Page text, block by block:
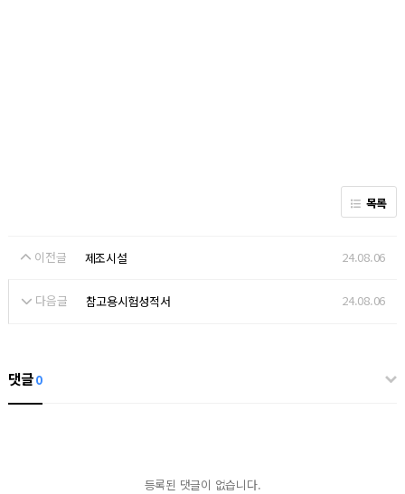
목록
이전글 제조시설 24.08.06
다음글 참고용시험성적서 24.08.06
댓글0
등록된 댓글이 없습니다.